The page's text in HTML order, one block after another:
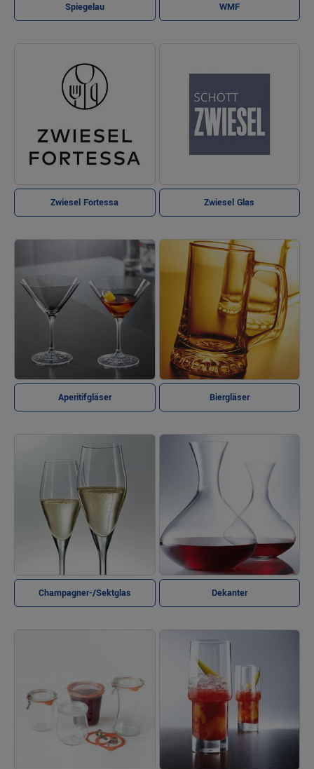
Spiegelau WMF
Zwiesel Fortessa Zwiesel Glas
Aperitifgläser Biergläser
Champagner-/Sektglas Dekanter